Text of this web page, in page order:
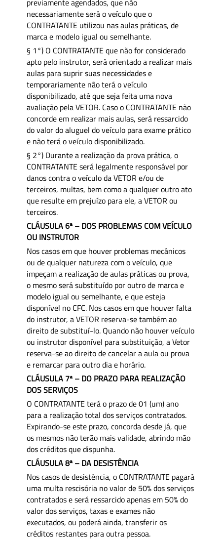
previamente agendados, que não
necessariamente será o veículo que o
CONTRATANTE utilizou nas aulas práticas, de
marca e modelo igual ou semelhante.
§ 1°) O CONTRATANTE que não for considerado
apto pelo instrutor, será orientado a realizar mais
aulas para suprir suas necessidades e
temporariamente não terá o veículo
disponibilizado, até que seja feita uma nova
avaliação pela VETOR. Caso o CONTRATANTE não
concorde em realizar mais aulas, será ressarcido
do valor do aluguel do veículo para exame prático
e não terá o veículo disponibilizado.
§ 2°) Durante a realização da prova prática, o
CONTRATANTE será legalmente responsável por
danos contra o veículo da VETOR e/ou de
terceiros, multas, bem como a qualquer outro ato
que resulte em prejuízo para ele, a VETOR ou
terceiros.
CLÁUSULA 6ª – DOS PROBLEMAS COM VEÍCULO
OU INSTRUTOR
Nos casos em que houver problemas mecânicos
ou de qualquer natureza com o veículo, que
impeçam a realização de aulas práticas ou prova,
o mesmo será substituído por outro de marca e
modelo igual ou semelhante, e que esteja
disponível no CFC. Nos casos em que houver falta
do instrutor, a VETOR reserva-se também ao
direito de substituí-lo. Quando não houver veículo
ou instrutor disponível para substituição, a Vetor
reserva-se ao direito de cancelar a aula ou prova
e remarcar para outro dia e horário.
CLÁUSULA 7ª – DO PRAZO PARA REALIZAÇÃO
DOS SERVIÇOS
O CONTRATANTE terá o prazo de 01 (um) ano
para a realização total dos serviços contratados.
Expirando-se este prazo, concorda desde já, que
os mesmos não terão mais validade, abrindo mão
dos créditos que dispunha.
CLÁUSULA 8ª – DA DESISTÊNCIA
Nos casos de desistência, o CONTRATANTE pagará
uma multa rescisória no valor de 50% dos serviços
contratados e será ressarcido apenas em 50% do
valor dos serviços, taxas e exames não
executados, ou poderá ainda, transferir os
créditos restantes para outra pessoa.